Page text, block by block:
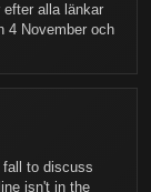
alla länkar
4 November och
fall to discuss
isn't in the